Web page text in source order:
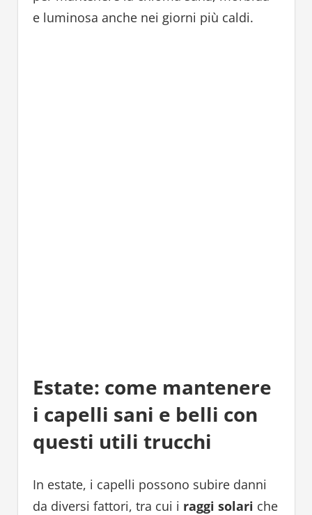
e luminosa anche nei giorni più caldi.
Estate: come mantenere
i capelli sani e belli con
questi utili trucchi
In estate, i capelli possono subire danni
da diversi fattori, tra cui i raggi solari che